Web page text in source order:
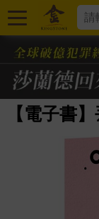
【電子書